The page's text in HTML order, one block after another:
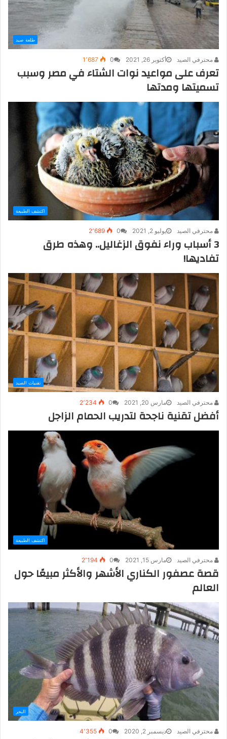
طلعة صيد
محترفي الصيد أكتوبر 26, 2021 0 1٬687
تعرف على مواعيد نوات الشتاء في مصر وسبب
تسميتها ومدتها
اكتشف الطبيعة
محترفي الصيد يوليو 2, 2021 0 2٬689
3 أسباب وراء نفوق الزغاليل.. وهذه طرق
تفاديها!
تقنيات الصيد
محترفي الصيد مارس 20, 2021 0 2٬234
أفضل تقنية ناجحة لتدريب الحمام الزاجل
اكتشف الطبيعة
محترفي الصيد مارس 15, 2021 0 2٬194
قصة عصفور الكناري الأشهر والأكثر مبيعًا حول
العالم
البحر
محترفي الصيد ديسمبر 2, 2020 0 4٬355